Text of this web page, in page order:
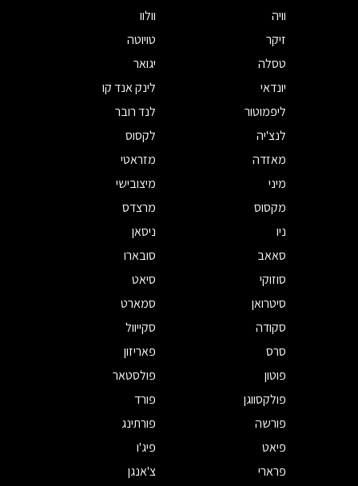
וויה
וולוו
זיקר
טויוטה
טסלה
יגואר
יונדאי
לינק אנד קו
ליפמוטור
לנד רובר
לנצ'יה
לקסוס
מאזדה
מזראטי
מיני
מיצובישי
מקסוס
מרצדס
ניו
ניסאן
סאאב
סובארו
סוזוקי
סיאט
סיטרואן
סמארט
סקודה
סקייוול
סרס
פאריזון
פוטון
פולסטאר
פולקסווגן
פורד
פורשה
פורתינג
פיאט
פיג'ו
פרארי
צ'אנגן